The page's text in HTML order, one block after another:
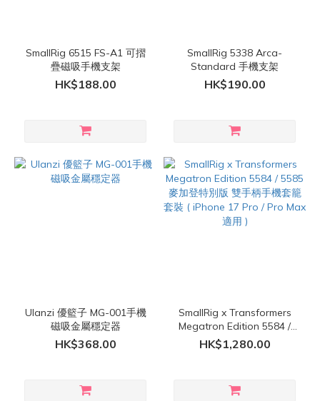
SmallRig 6515 FS-A1 可摺
疊磁吸手機支架
HK$188.00
SmallRig 5338 Arca-
Standard 手機支架
HK$190.00
Ulanzi 優籃子 MG-001手機
磁吸金屬穩定器
HK$368.00
SmallRig x Transformers
Megatron Edition 5584 /
5585 麥加登特別版 雙手柄
手機套籠套裝 ( iPhone 17
HK$1,280.00